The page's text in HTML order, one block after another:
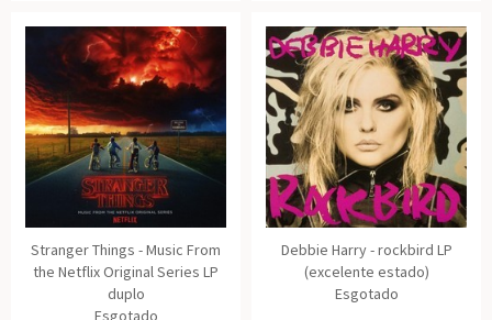
Stranger Things - Music From
the Netflix Original Series LP
duplo
Esgotado
Debbie Harry - rockbird LP
(excelente estado)
Esgotado